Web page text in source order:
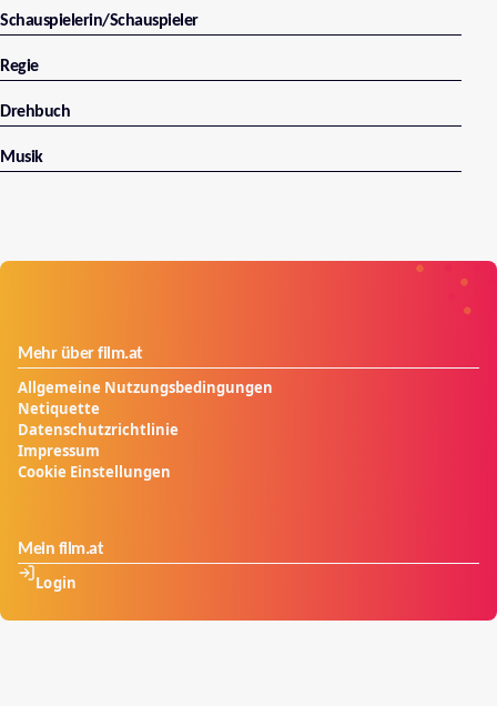
Doch den Brüdern gelingt es, sich und ihre
Mitgefangenen zu befreien. Auf der Flucht vor ihren
Verfolgern beschließen Romulus und Remus,
und sichere Stadt zu errichten. Aber nur einem der
Brüder ist die Herrschaft über das neue Reich
bestimmt, das als eines der größten Imperien in die
Schauspielerin/Schauspieler
Regie
Drehbuch
Musik
Mehr über film.at
Allgemeine Nutzungsbedingungen
Netiquette
Datenschutzrichtlinie
Impressum
Cookie Einstellungen
Mein film.at
Login